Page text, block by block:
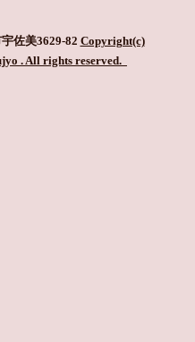
佐美3629-82 Copyright(c)
. All rights reserved.